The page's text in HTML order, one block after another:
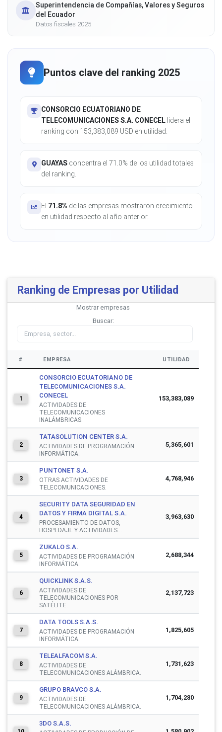
Superintendencia de Compañías, Valores y Seguros
del Ecuador
Datos fiscales 2025
Puntos clave del ranking 2025
CONSORCIO ECUATORIANO DE
TELECOMUNICACIONES S.A. CONECEL lidera el
ranking con 153,383,089 USD en utilidad.
GUAYAS concentra el 71.0% de los utilidad totales
del ranking.
El 71.8% de las empresas mostraron crecimiento
en utilidad respecto al año anterior.
Ranking de Empresas por Utilidad
Mostrar empresas
Buscar:
# EMPRESA UTILIDAD
1
CONSORCIO ECUATORIANO DE
TELECOMUNICACIONES S.A.
CONECEL
ACTIVIDADES DE
TELECOMUNICACIONES
INALÁMBRICAS.
153,383,089
2
TATASOLUTION CENTER S.A.
ACTIVIDADES DE PROGRAMACIÓN
INFORMÁTICA.
5,365,601
3
PUNTONET S.A.
OTRAS ACTIVIDADES DE
TELECOMUNICACIONES.
4,768,946
4
SECURITY DATA SEGURIDAD EN
DATOS Y FIRMA DIGITAL S.A.
PROCESAMIENTO DE DATOS,
HOSPEDAJE Y ACTIVIDADES...
3,963,630
5
ZUKALO S.A.
ACTIVIDADES DE PROGRAMACIÓN
INFORMÁTICA.
2,688,344
6
QUICKLINK S.A.S.
ACTIVIDADES DE
TELECOMUNICACIONES POR
SATÉLITE.
2,137,723
7
DATA TOOLS S.A.S.
ACTIVIDADES DE PROGRAMACIÓN
INFORMÁTICA.
1,825,605
8
TELEALFACOM S.A.
ACTIVIDADES DE
TELECOMUNICACIONES ALÁMBRICA.
1,731,623
9
GRUPO BRAVCO S.A.
ACTIVIDADES DE
TELECOMUNICACIONES ALÁMBRICA.
1,704,280
3DO S.A.S.